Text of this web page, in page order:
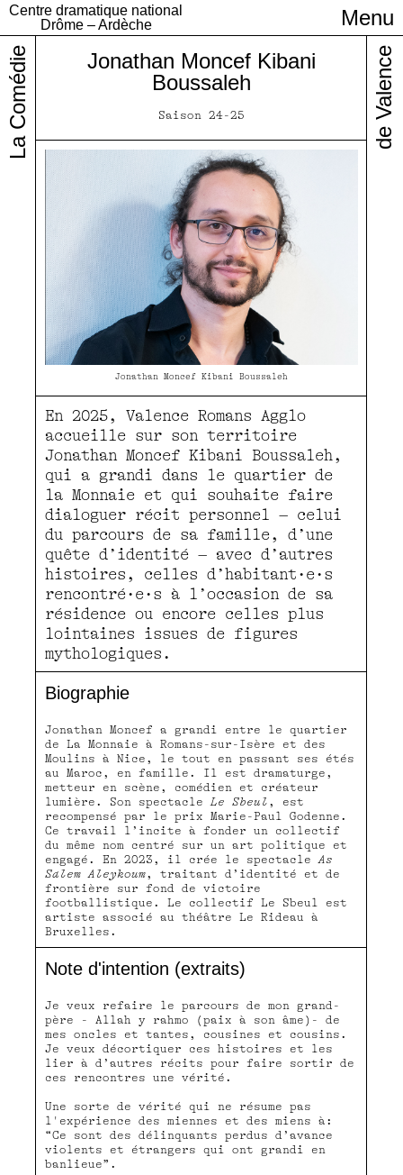
Centre dramatique national
Drôme – Ardèche
Menu
Infos pratiques
Jonathan Moncef Kibani
Boussaleh
Saison 24-25
Jonathan Moncef Kibani Boussaleh
En 2025, Valence Romans Agglo
accueille sur son territoire
Jonathan Moncef Kibani Boussaleh,
qui a grandi dans le quartier de
la Monnaie et qui souhaite faire
dialoguer récit personnel – celui
du parcours de sa famille, d’une
quête d’identité – avec d’autres
histoires, celles d’habitant·e·s
rencontré·e·s à l’occasion de sa
résidence ou encore celles plus
lointaines issues de figures
mythologiques.
Biographie
Jonathan Moncef a grandi entre le quartier
de La Monnaie à Romans-sur-Isère et des
Moulins à Nice, le tout en passant ses étés
au Maroc, en famille. Il est dramaturge,
metteur en scène, comédien et créateur
lumière. Son spectacle Le Sbeul , est
recompensé par le prix Marie-Paul Godenne.
Ce travail l’incite à fonder un collectif
du même nom centré sur un art politique et
engagé. En 2023, il crée le spectacle As
Salem Aleykoum, traitant d’identité et de
frontière sur fond de victoire
footballistique. Le collectif Le Sbeul est
artiste associé au théâtre Le Rideau à
Bruxelles.
Note d'intention (extraits)
Je veux refaire le parcours de mon grand-
père - Allah y rahmo (paix à son âme)- de
mes oncles et tantes, cousines et cousins.
Je veux décortiquer ces histoires et les
lier à d’autres récits pour faire sortir de
ces rencontres une vérité.
Une sorte de vérité qui ne résume pas
l'expérience des miennes et des miens à:
“Ce sont des délinquants perdus d’avance
violents et étrangers qui ont grandi en
banlieue”.
La Comédie de Valence